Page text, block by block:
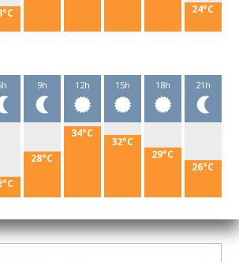
24°C
9h
28°C
12h
34°C
15h
32°C
18h
29°C
21h
26°C